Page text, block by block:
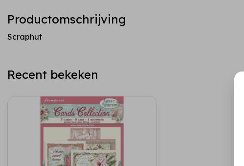
Productomschrijving
Scraphut
Recent bekeken